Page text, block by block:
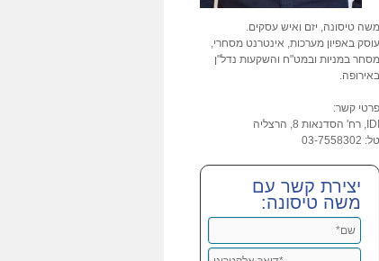
משה טיסונה, יזם ואיש עסקים.
עוסק באפיון מערכות, אינטרנט מסחרי,
מסחר במניות ובמט"ח והשקעות נדל"ן
באירופה.
פרטי קשר:
IDI, רח' הסדנאות 8, הרצליה
טל: 03-7558302
יצירת קשר עם
משה טיסונה: